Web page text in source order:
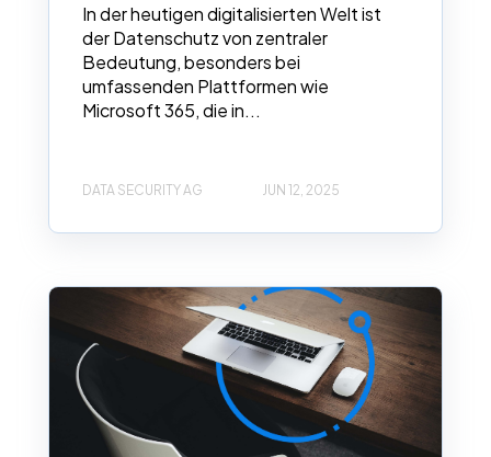
In der heutigen digitalisierten Welt ist
der Datenschutz von zentraler
Bedeutung, besonders bei
umfassenden Plattformen wie
Microsoft 365, die in...
DATA SECURITY AG JUN 12, 2025